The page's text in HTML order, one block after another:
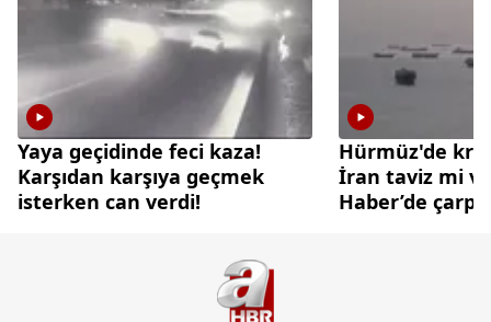
Yaya geçidinde feci kaza!
Karşıdan karşıya geçmek
isterken can verdi!
Hürmüz'de
İran taviz mi
Haber’de